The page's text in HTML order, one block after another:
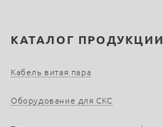
КАТАЛОГ ПРОДУКЦИИ
Кабель витая пара
Оборудование для СКС